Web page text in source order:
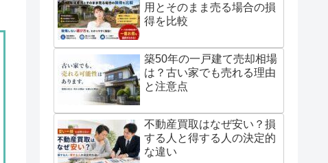
用とそのまま売る場合の損
得を比較
築50年の一戸建て売却相場
は？古い家でも売れる理由
と注意点
不動産買取はなぜ安い？損
する人と得する人の決定的
な違い